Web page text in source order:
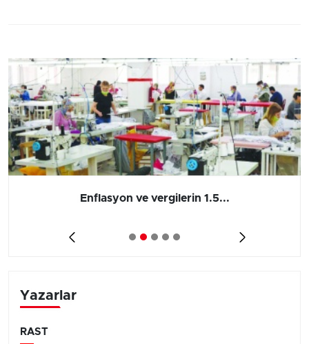
Enflasyon ve vergilerin 1.5...
Yazarlar
RAST